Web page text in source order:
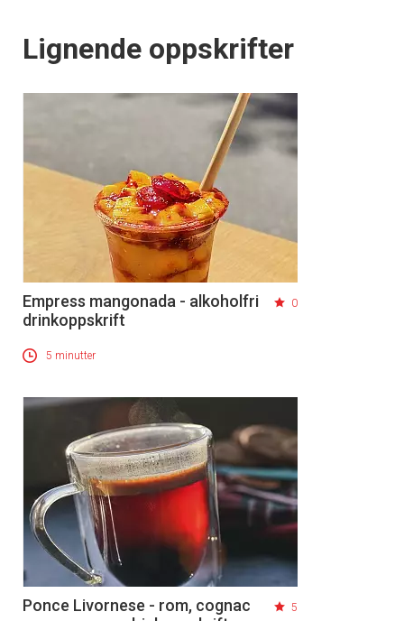
Lignende oppskrifter
Empress mangonada - alkoholfri
drinkoppskrift
0
5 minutter
Ponce Livornese - rom, cognac
5